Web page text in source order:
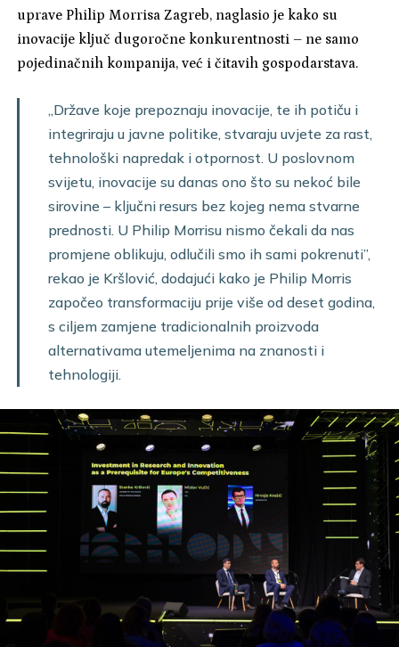
uprave Philip Morrisa Zagreb, naglasio je kako su
inovacije ključ dugoročne konkurentnosti – ne samo
pojedinačnih kompanija, već i čitavih gospodarstava.
„Države koje prepoznaju inovacije, te ih potiču i
integriraju u javne politike, stvaraju uvjete za rast,
tehnološki napredak i otpornost. U poslovnom
svijetu, inovacije su danas ono što su nekoć bile
sirovine – ključni resurs bez kojeg nema stvarne
prednosti. U Philip Morrisu nismo čekali da nas
promjene oblikuju, odlučili smo ih sami pokrenuti”,
rekao je Kršlović, dodajući kako je Philip Morris
započeo transformaciju prije više od deset godina,
s ciljem zamjene tradicionalnih proizvoda
alternativama utemeljenima na znanosti i
tehnologiji.